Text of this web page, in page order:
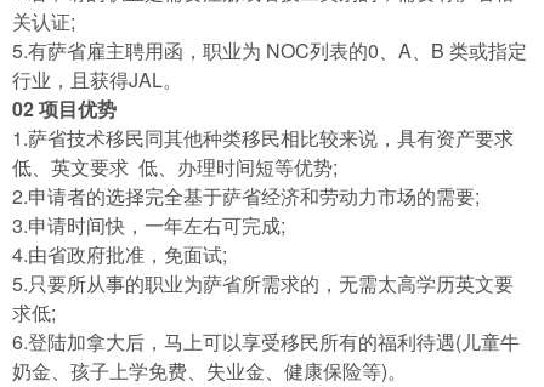
关认证;
5.有萨省雇主聘用函，职业为 NOC列表的0、A、B 类或指定
行业，且获得JAL。
02 项目优势
1.萨省技术移民同其他种类移民相比较来说，具有资产要求
低、英文要求 低、办理时间短等优势;
2.申请者的选择完全基于萨省经济和劳动力市场的需要;
3.申请时间快，一年左右可完成;
4.由省政府批准，免面试;
5.只要所从事的职业为萨省所需求的，无需太高学历英文要
求低;
6.登陆加拿大后，马上可以享受移民所有的福利待遇(儿童牛
奶金、孩子上学免费、失业金、健康保险等)。